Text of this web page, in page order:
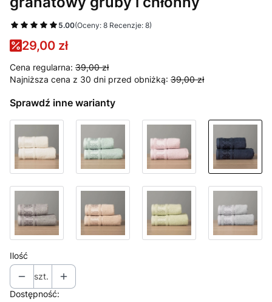
5.00(Oceny: 8 Recenzje: 8)
29,00 zł
Cena regularna: 39,00 zł
Najniższa cena z 30 dni przed obniżką: 39,00 zł
Sprawdź inne warianty
Ilość
szt.
Dostępność: